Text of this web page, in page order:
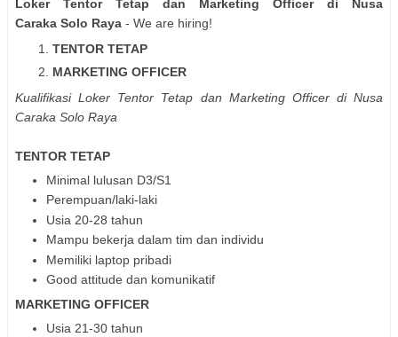
Loker Tentor Tetap dan Marketing Officer di Nusa
Caraka Solo Raya - We are hiring!
TENTOR TETAP
MARKETING OFFICER
Kualifikasi Loker Tentor Tetap dan Marketing Officer di Nusa
Caraka Solo Raya
TENTOR TETAP
Minimal lulusan D3/S1
Perempuan/laki-laki
Usia 20-28 tahun
Mampu bekerja dalam tim dan individu
Memiliki laptop pribadi
Good attitude dan komunikatif
MARKETING OFFICER
Usia 21-30 tahun